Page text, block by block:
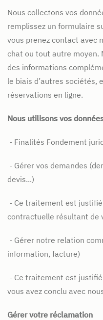
Nous collectons vos
remplissez un formulaire
vous prenez contact avec
chat ou tout autre moyen.
des informations
le biais d’autres sociétés,
réservations en ligne.
Nous utilisons vos
- Finalités Fondement
- Gérer vos demandes
devis...)
- Ce traitement est
contractuelle résultant de
- Gérer notre relation
information, facture)
- Ce traitement est
vous avez conclu avec
Gérer votre réclamation